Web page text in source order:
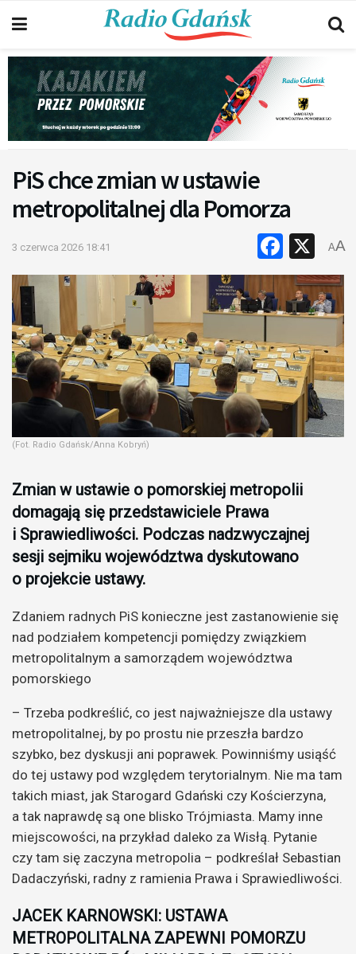
PiS chce zmian w ustawie
metropolitalnej dla Pomorza
3 czerwca 2026 18:41 X
AA
(Fot. Radio Gdańsk/Anna Kobryń)
Zmian w ustawie o pomorskiej metropolii
domagają się przedstawiciele Prawa
i Sprawiedliwości. Podczas nadzwyczajnej
sesji sejmiku województwa dyskutowano
o projekcie ustawy.
Zdaniem radnych PiS konieczne jest zastanowienie się
nad podziałem kompetencji pomiędzy związkiem
metropolitalnym a samorządem województwa
pomorskiego
– Trzeba podkreślić, co jest najważniejsze dla ustawy
metropolitalnej, by po prostu nie przeszła bardzo
szybko, bez dyskusji ani poprawek. Powinniśmy usiąść
do tej ustawy pod względem terytorialnym. Nie ma tam
takich miast, jak Starogard Gdański czy Kościerzyna,
a tak naprawdę są one blisko Trójmiasta. Mamy inne
miejscowości, na przykład daleko za Wisłą. Pytanie
czy tam się zaczyna metropolia – podkreślał Sebastian
Dadaczyński, radny z ramienia Prawa i Sprawiedliwości.
JACEK KARNOWSKI: USTAWA
METROPOLITALNA ZAPEWNI POMORZU